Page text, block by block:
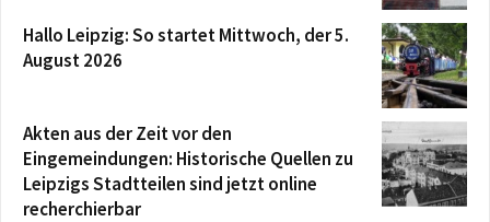
Hallo Leipzig: So startet Mittwoch, der 5.
August 2026
Akten aus der Zeit vor den
Eingemeindungen: Historische Quellen zu
Leipzigs Stadtteilen sind jetzt online
recherchierbar